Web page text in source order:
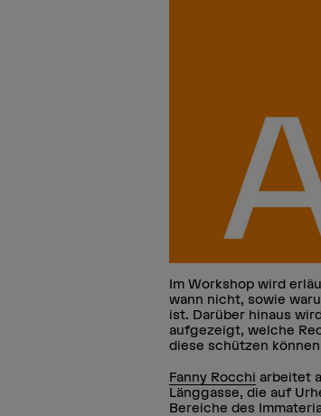
Im Workshop wird
wann nicht, sowie
ist. Darüber hinaus
aufgezeigt, welche
diese schützen
Fanny Rocchi arbeitet
Länggasse, die auf
Bereiche des